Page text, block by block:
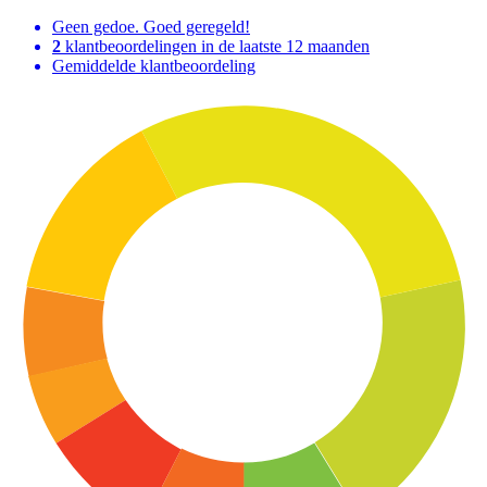
Geen gedoe. Goed geregeld!
2 klantbeoordelingen in de laatste 12 maanden
Gemiddelde klantbeoordeling